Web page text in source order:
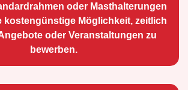
oder Masthalterungen
kostengünstige Möglichkeit, zeitlich
oder Veranstaltungen zu
bewerben.